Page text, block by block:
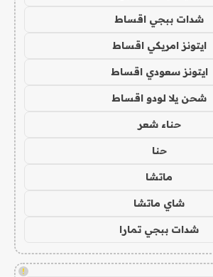
شدات ببجي اقساط
ايتونز امريكي اقساط
ايتونز سعودي اقساط
شحن يلا لودو اقساط
حناء شعر
حنا
ماتشا
شاي ماتشا
شدات ببجي تمارا
!